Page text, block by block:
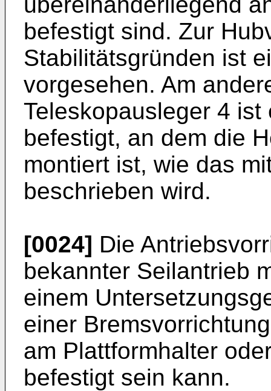
befestigt sind. Zur
Stabilitätsgründen ist
vorgesehen. Am
Teleskopausleger 4
befestigt, an dem die
montiert ist, wie das
beschrieben wird.
[0024] Die
bekannter Seilantrieb
einem
einer
am Plattformhalter
befestigt sein kann.